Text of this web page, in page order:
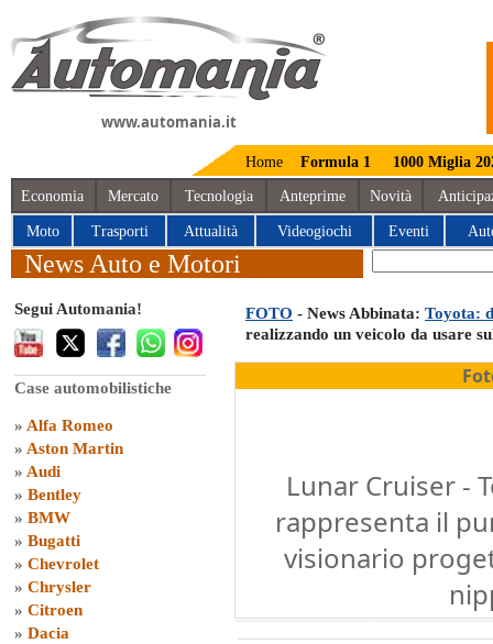
www.automania.it
Home Formula 1 1000 Miglia
Economia Mercato Tecnologia Anteprime Novità
Moto Trasporti Attualità Videogiochi Eventi
News Auto e Motori
Segui Automania!
Case automobilistiche
» Alfa Romeo
» Aston Martin
» Audi
» Bentley
» BMW
» Bugatti
» Chevrolet
» Chrysler
» Citroen
» Dacia
FOTO - News Abbinata: Toyota:
realizzando un veicolo da usare
Lunar Cruiser -
rappresenta il
visionario